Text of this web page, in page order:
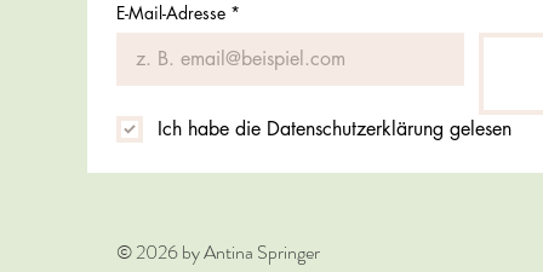
E-Mail-Adresse *
Ich habe die Datenschutzerklärung gelesen
© 2026 by Antina Springer